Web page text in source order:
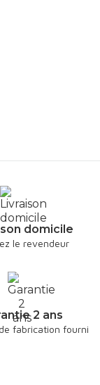
domicile
le revendeur
2 ans
fabrication fourni